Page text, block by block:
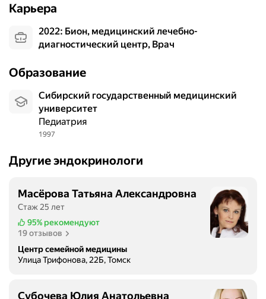
Карьера
2022: Бион, медицинский лечебно-
диагностический центр, Врач
Образование
Сибирский государственный медицинский
университет
Педиатрия
1997
Другие эндокринологи
Масёрова Татьяна Александровна
Стаж 25 лет
95% рекомендуют
19 отзывов
Центр семейной медицины
Улица Трифонова, 22Б, Томск
Субочева Юлия Анатольевна